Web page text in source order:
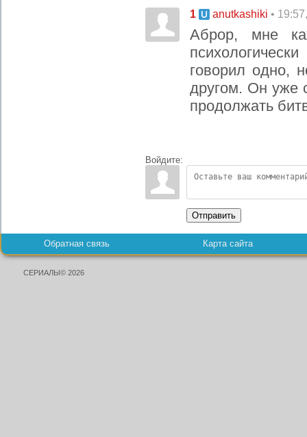
1 anutkashiki •
Аброр, мне
говорил одно,
другом. Он уже
продолжать
Войдите:
Отправить
Обратная связь Карта сайта
СЕРИАЛЫ© 2026